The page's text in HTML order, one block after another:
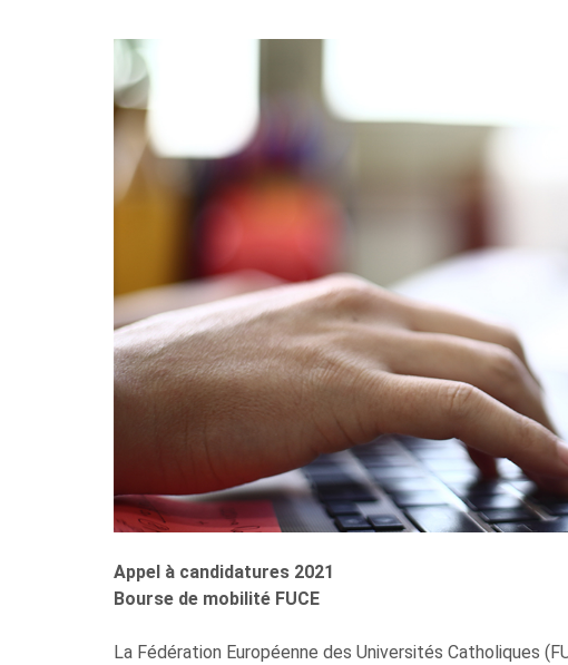
Appel à candidatures 2021
Bourse de mobilité FUCE
La Fédération Européenne des Universités Catholiques